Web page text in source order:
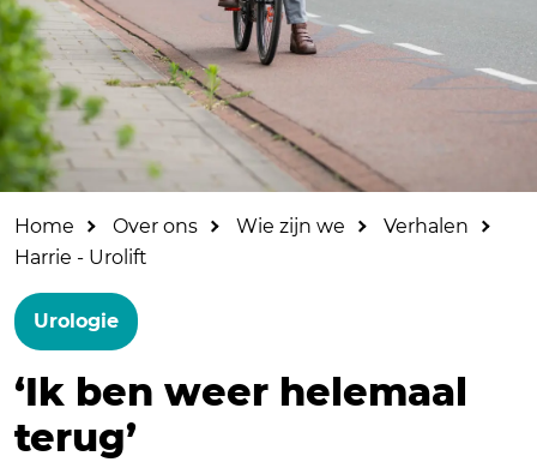
Home Over ons Wie zijn we
Verhalen
Harrie - Urolift
Urologie
‘Ik ben weer helemaal
terug’